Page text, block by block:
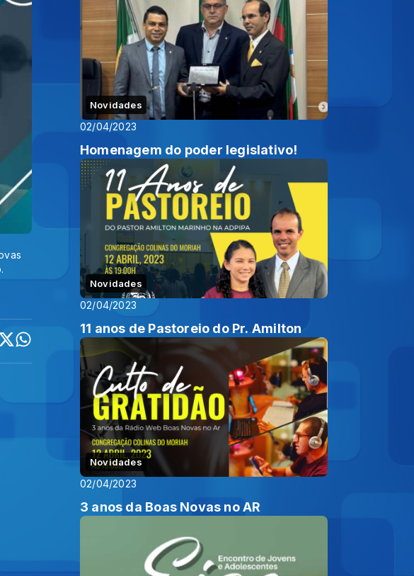
Novidades
02/04/2023
Homenagem do poder legislativo!
Novidades
02/04/2023
11 anos de Pastoreio do Pr. Amilton
Novidades
02/04/2023
3 anos da Boas Novas no AR